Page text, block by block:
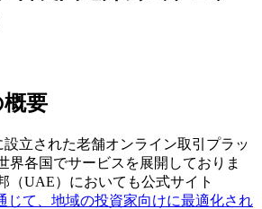
要
設立された老舗オンライン取引プラッ
界各国でサービスを展開しておりま
（UAE）においても公式サイト
じて、地域の投資家向けに最適化され